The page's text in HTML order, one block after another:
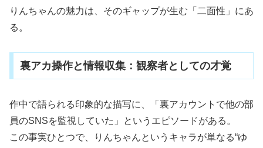
りんちゃんの魅力は、そのギャップが生む「二面性」にあ
る。
裏アカ操作と情報収集：観察者としての才覚
作中で語られる印象的な描写に、「裏アカウントで他の部
員のSNSを監視していた」というエピソードがある。
この事実ひとつで、りんちゃんというキャラが単なる“ゆ